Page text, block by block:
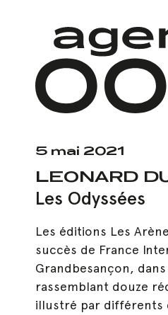
Hit enter to search or ESC
5 mai 2021
LEONARD
Les Odyssées
Les éditions Les
succès de France
Grandbesançon,
rassemblant douze
illustré par différents